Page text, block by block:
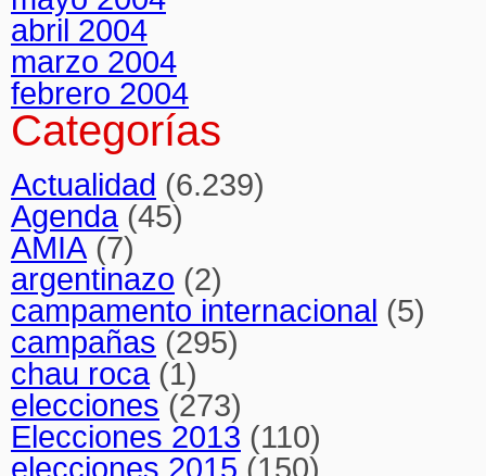
abril 2004
marzo 2004
febrero 2004
Categorías
Actualidad (6.239)
Agenda(45)
AMIA (7)
argentinazo (2)
campamento internacional (5)
campañas (295)
chau roca(1)
elecciones (273)
Elecciones 2013 (110)
elecciones 2015 (150)